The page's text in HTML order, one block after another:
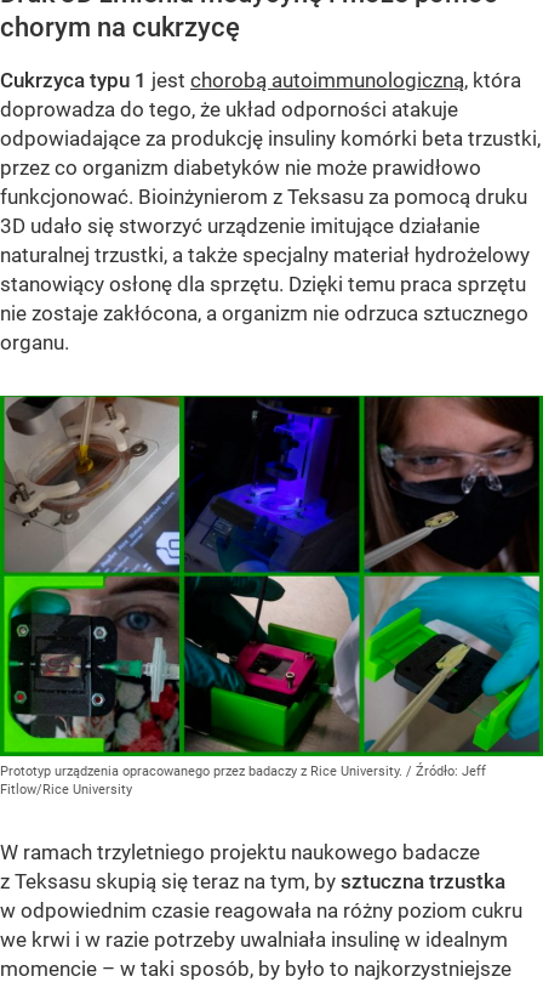
chorym na cukrzycę
Cukrzyca typu 1 jest chorobą autoimmunologiczną, która
doprowadza do tego, że układ odporności atakuje
odpowiadające za produkcję insuliny komórki beta trzustki,
przez co organizm diabetyków nie może prawidłowo
funkcjonować. Bioinżynierom z Teksasu za pomocą druku
3D udało się stworzyć urządzenie imitujące działanie
naturalnej trzustki, a także specjalny materiał hydrożelowy
stanowiący osłonę dla sprzętu. Dzięki temu praca sprzętu
nie zostaje zakłócona, a organizm nie odrzuca sztucznego
organu.
Prototyp urządzenia opracowanego przez badaczy z Rice University. / Źródło: Jeff
Fitlow/Rice University
W ramach trzyletniego projektu naukowego badacze
z Teksasu skupią się teraz na tym, by sztuczna trzustka
w odpowiednim czasie reagowała na różny poziom cukru
we krwi i w razie potrzeby uwalniała insulinę w idealnym
momencie – w taki sposób, by było to najkorzystniejsze